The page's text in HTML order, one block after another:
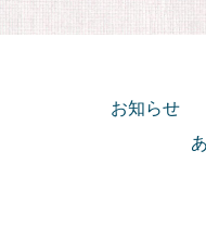
お知らせ